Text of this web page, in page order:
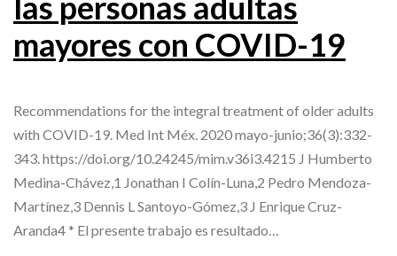
mayores con COVID-19
Recommendations for the integral treatment of older adults
with COVID-19. Med Int Méx. 2020 mayo-junio;36(3):332-
343. https://doi.org/10.24245/mim.v36i3.4215 J Humberto
Medina-Chávez,1 Jonathan I Colín-Luna,2 Pedro Mendoza-
Martínez,3 Dennis L Santoyo-Gómez,3 J Enrique Cruz-
Aranda4 * El presente trabajo es resultado…